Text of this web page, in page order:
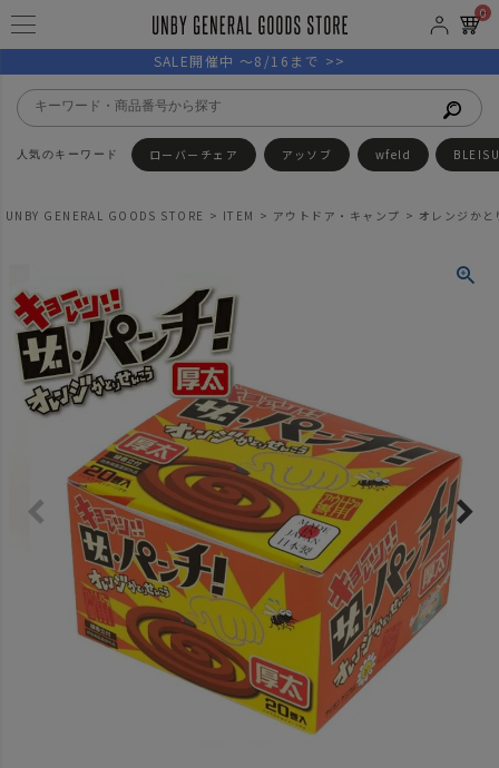
0
SALE開催中 ～8/16まで >>
ローバーチェア アッソブ wfeld
UNBY GENERAL GOODS STORE ITEM アウトドア・キャンプ オレンジか